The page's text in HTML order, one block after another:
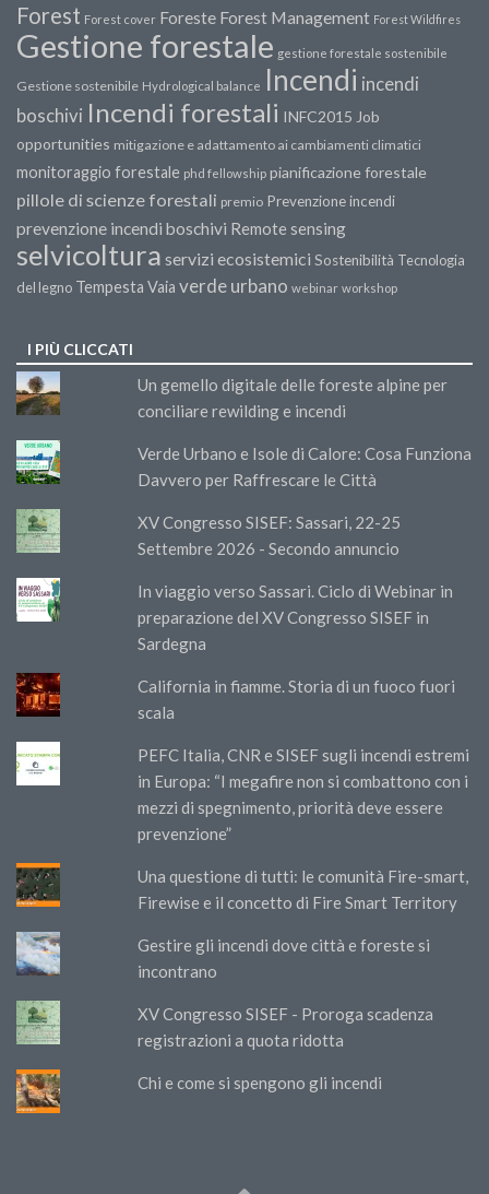
Forest Forest cover Foreste Forest Management Forest Wildfires
Gestione forestale gestione forestale sostenibile
Gestione sostenibile Hydrological balance Incendi incendi
boschivi Incendi forestali INFC2015 Job
opportunities mitigazione e adattamento ai cambiamenti climatici
monitoraggio forestale phd fellowship pianificazione forestale
pillole di scienze forestali premio Prevenzione incendi
prevenzione incendi boschivi Remote sensing
selvicoltura servizi ecosistemici Sostenibilità Tecnologia
del legno Tempesta Vaia verde urbano webinar workshop
I PIÙ CLICCATI
Un gemello digitale delle foreste alpine per
conciliare rewilding e incendi
Verde Urbano e Isole di Calore: Cosa Funziona
Davvero per Raffrescare le Città
XV Congresso SISEF: Sassari, 22-25
Settembre 2026 - Secondo annuncio
In viaggio verso Sassari. Ciclo di Webinar in
preparazione del XV Congresso SISEF in
Sardegna
California in fiamme. Storia di un fuoco fuori
scala
PEFC Italia, CNR e SISEF sugli incendi estremi
in Europa: “I megafire non si combattono con i
mezzi di spegnimento, priorità deve essere
prevenzione”
Una questione di tutti: le comunità Fire-smart,
Firewise e il concetto di Fire Smart Territory
Gestire gli incendi dove città e foreste si
incontrano
XV Congresso SISEF - Proroga scadenza
registrazioni a quota ridotta
Chi e come si spengono gli incendi